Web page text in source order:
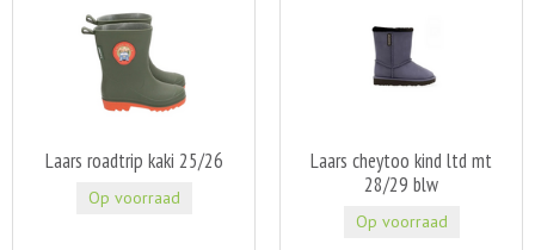
Laars roadtrip kaki 25/26
Op voorraad
Laars cheytoo kind ltd mt
28/29 blw
Op voorraad